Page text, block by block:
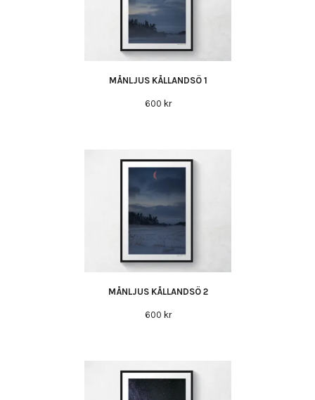
MÅNLJUS KÅLLANDSÖ 1
600 kr
MÅNLJUS KÅLLANDSÖ 2
600 kr